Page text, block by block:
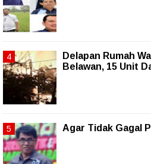
Delapan Rumah
Belawan, 15 Unit
Agar Tidak Gagal